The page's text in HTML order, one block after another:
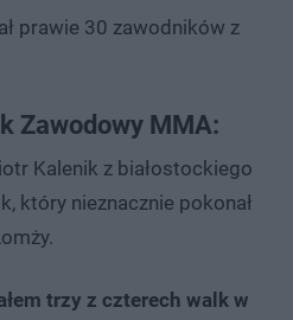
prawie 30 zawodników z
Zawodowy MMA:
Kalenik z białostockiego
który nieznacznie pokonał
trzy z czterech walk w